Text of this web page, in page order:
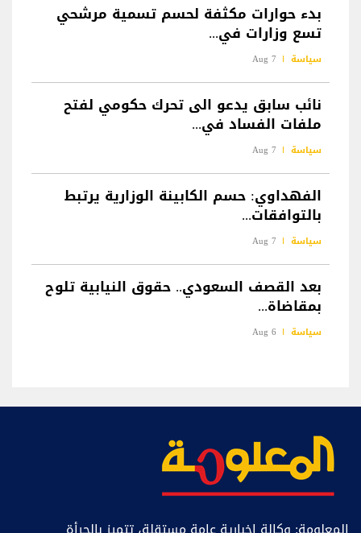
بدء حوارات مكثفة لحسم تسمية مرشحي
تسع وزارات في...
سياسة 7 Aug
نائب سابق يدعو الى تحرك حكومي لفتح
ملفات الفساد في...
سياسة 7 Aug
الفهداوي: حسم الكابينة الوزارية يرتبط
بالتوافقات...
سياسة 7 Aug
بعد القصف السعودي.. حقوق النيابية تلوح
بمقاضاة...
سياسة 6 Aug